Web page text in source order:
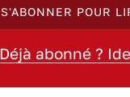
S'ABONNER POUR
Déjà abonné ?